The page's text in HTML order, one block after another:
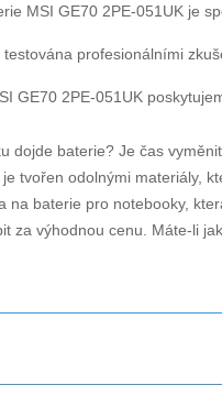
MSI GE70 2PE-051UK je
profesionálními
GE70 2PE-051UK
dojde baterie? Je čas
tvořen odolnými materiály,
na baterie pro notebooky,
za výhodnou cenu. Máte-li